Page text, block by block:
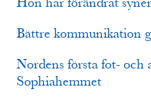
Bättre kommunikation
Nordens första fot- och
Sophiahemmet